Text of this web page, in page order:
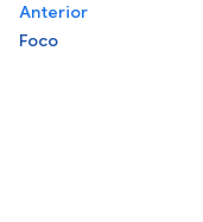
Anterior
Foco